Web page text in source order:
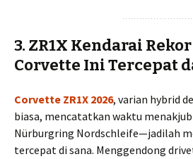
3.ZR1X Kendarai
Corvette Ini Tercepat
Corvette ZR1X 2026, varian hybrid
biasa, mencatatkan waktu
Nürburgring Nordschleife—jadilah
tercepat di sana. Menggendong